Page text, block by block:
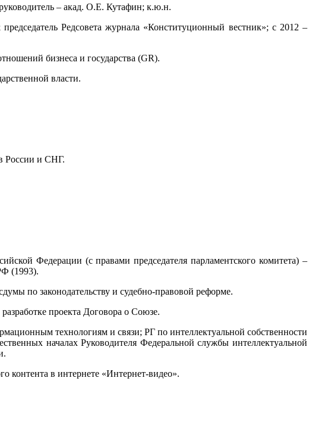
– акад. О.Е. Кутафин; к.ю.н.
Редсовета журнала «Конституционный вестник»; с 2012 –
бизнеса и государства (GR).
власти.
России и СНГ.
Федерации (с правами председателя парламентского комитета) –
(1993).
по законодательству и судебно-правовой реформе.
проекта Договора о Союзе.
технологиям и связи; РГ по интеллектуальной собственности
началах Руководителя Федеральной службы интеллектуальной
контента в интернете «Интернет-видео».